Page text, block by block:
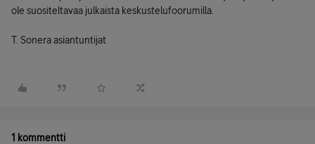
ole suositeltavaa julkaista keskustelufoorumilla.
T. Sonera asiantuntijat
1 kommentti